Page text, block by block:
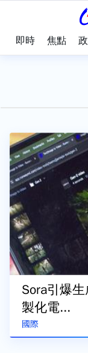
即時 焦點
國際
Sora引爆
製化電...